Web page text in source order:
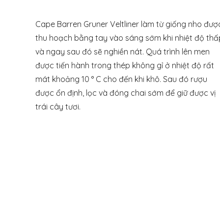
Cape Barren Gruner Veltliner làm từ giống nho
thu hoạch bằng tay vào sáng sớm khi nhiệt độ
và ngay sau đó sẽ nghiền nát. Quá trình lên men
được tiến hành trong thép không gỉ ở nhiệt độ rất
mát khoảng 10 ° C cho đến khi khô. Sau đó rượu
được ổn định, lọc và đóng chai sớm để giữ được vị
trái cây tươi.